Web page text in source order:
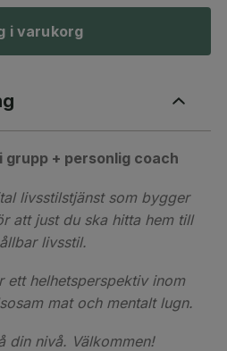
i varukorg
grupp + personlig coach
livsstilstjänst som bygger
att just du ska hitta hem till
livsstil.
ett helhetsperspektiv inom
mat och mentalt lugn.
din nivå. Välkommen!